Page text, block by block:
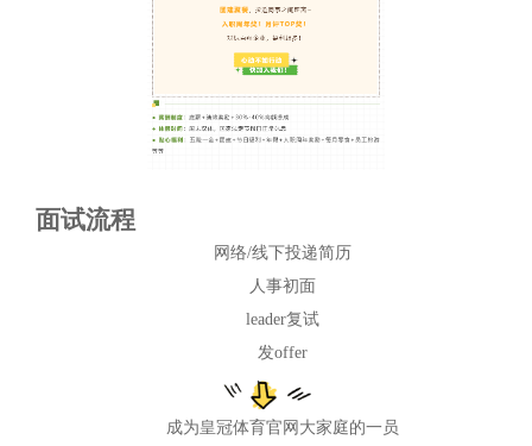
面试流程
网络/线下投递简历
人事初面
leader复试
发offer
成为皇冠体育官网大家庭的一员